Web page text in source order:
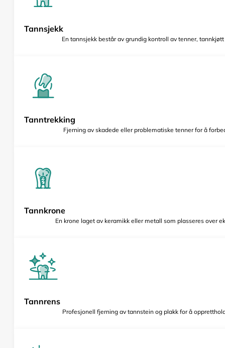
Tannsjekk
En tannsjekk består av grundig kontroll av tenner,
Tanntrekking
Fjerning av skadede eller problematiske tenner for å
Tannkrone
En krone laget av keramikk eller metall som plasseres over
Tannrens
Profesjonell fjerning av tannstein og plakk for å